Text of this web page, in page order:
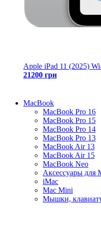
Apple iPad 11 (2025)
21200 грн
MacBook
MacBook Pro 16
MacBook Pro 15
MacBook Pro 14
MacBook Pro 13
MacBook Air 13
MacBook Air 15
MacBook Neo
Аксессуары для
iMac
Mac Mini
Мышки,